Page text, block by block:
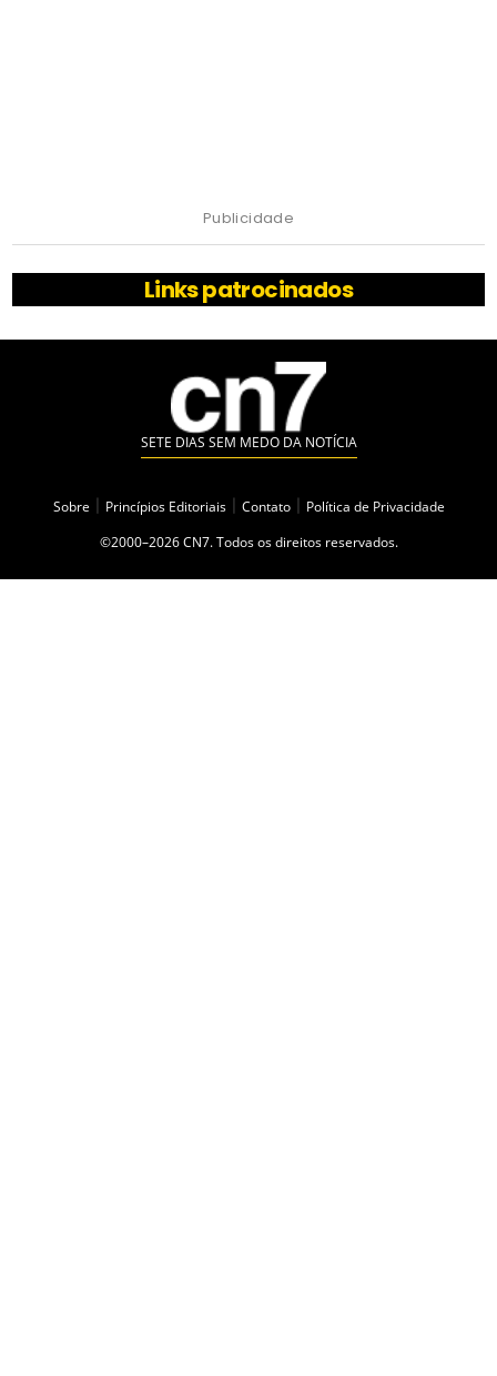
Publicidade
Links patrocinados
SETE DIAS SEM MEDO DA NOTÍCIA
Sobre Princípios Editoriais Contato
Política de Privacidade
©2000–2026 CN7. Todos os direitos reservados.